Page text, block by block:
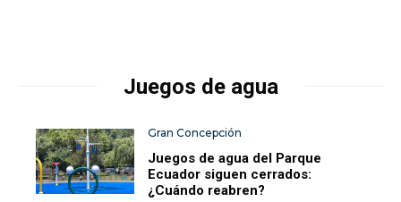
Juegos de agua
Gran Concepción
Juegos de agua del Parque
Ecuador siguen cerrados:
¿Cuándo reabren?